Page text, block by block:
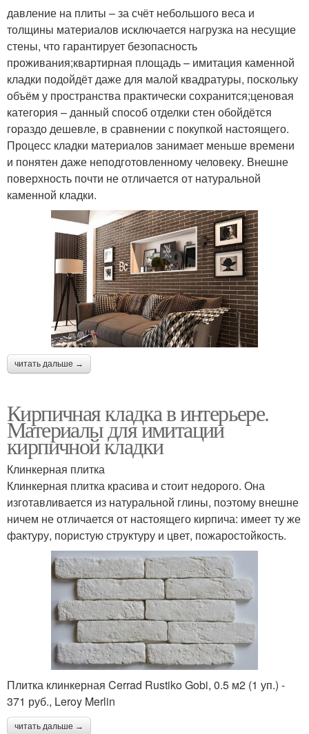
давление на плиты – за счёт небольшого веса и
толщины материалов исключается нагрузка на несущие
стены, что гарантирует безопасность
проживания;квартирная площадь – имитация каменной
кладки подойдёт даже для малой квадратуры, поскольку
объём у пространства практически сохранится;ценовая
категория – данный способ отделки стен обойдётся
гораздо дешевле, в сравнении с покупкой настоящего.
Процесс кладки материалов занимает меньше времени
и понятен даже неподготовленному человеку. Внешне
поверхность почти не отличается от натуральной
каменной кладки.
читать дальше →
Кирпичная кладка в интерьере.
Материалы для имитации
кирпичной кладки
Клинкерная плитка
Клинкерная плитка красива и стоит недорого. Она
изготавливается из натуральной глины, поэтому внешне
ничем не отличается от настоящего кирпича: имеет ту же
фактуру, пористую структуру и цвет, пожаростойкость.
Плитка клинкерная Cerrad Rustiko Gobi, 0.5 м2 (1 уп.) -
371 руб., Leroy Merlin
читать дальше →